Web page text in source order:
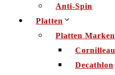
Anti-Spin
Platten
Platten Marken
Cornilleau
Decathlon